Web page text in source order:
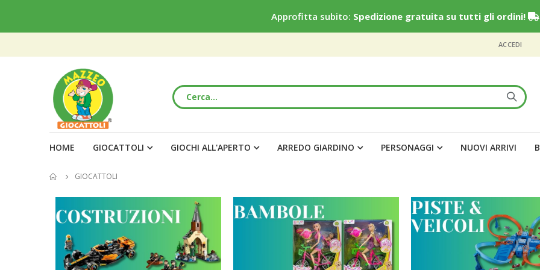
Approfitta subito: Spedizione gratuita su tutti gli ordini!
ACCEDI
HOME GIOCATTOLI GIOCHI ALL'APERTO ARREDO GIARDINO PERSONAGGI NUOVI ARRIVI
GIOCATTOLI